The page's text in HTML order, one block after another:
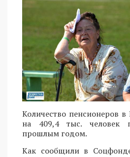
Количество пенсионеров в
на 409,4 тыс. человек
прошлым годом.
Как сообщили в